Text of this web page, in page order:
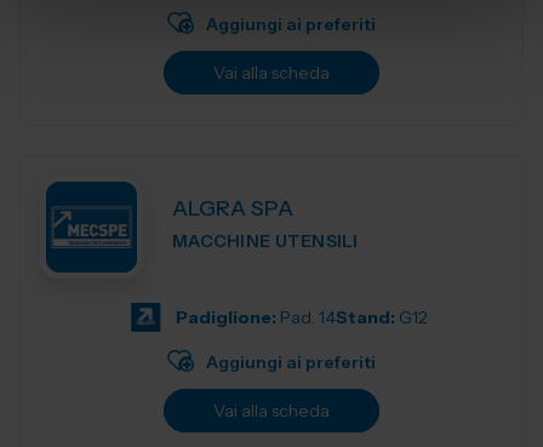
Aggiungi ai preferiti
Vai alla scheda
ALGRA SPA
MACCHINE UTENSILI
Padiglione: Pad. 14Stand: G12
Aggiungi ai preferiti
Vai alla scheda